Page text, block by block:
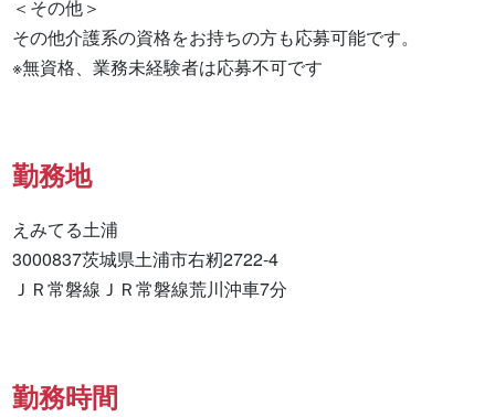
＜その他＞
その他介護系の資格をお持ちの方も応募可能です。
※無資格、業務未経験者は応募不可です
勤務地
えみてる土浦
3000837茨城県土浦市右籾2722-4
ＪＲ常磐線ＪＲ常磐線荒川沖車7分
勤務時間